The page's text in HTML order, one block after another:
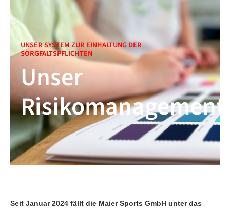
UNSER SYSTEM ZUR EINHALTUNG DER
SORGFALTSPFLICHTEN
Unser
Seit Januar 2024 fällt die Maier Sports GmbH unter das